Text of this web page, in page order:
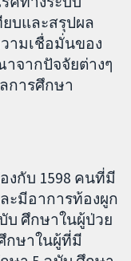
ยบและสรุปผล
ามเชื่อมั่นของ
จากปัจจัยต่างๆ
การศึกษา
งกับ 1598 คนที่มี
ะมีอาการท้องผูก
บ ศึกษาในผู้ป่วย
กษาในผู้ที่มี